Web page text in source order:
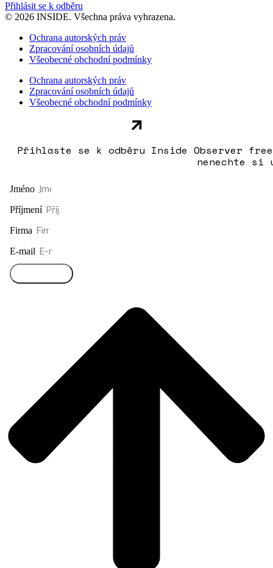
Přihlásit se k odběru
© 2026 INSIDE. Všechna práva vyhrazena.
Ochrana autorských práv
Zpracování osobních údajů
Všeobecné obchodní podmínky
Ochrana autorských práv
Zpracování osobních údajů
Všeobecné obchodní podmínky
Přihlaste se k odběru Inside Observer
nenechte si
Jméno
Příjmení
Firma
E-mail